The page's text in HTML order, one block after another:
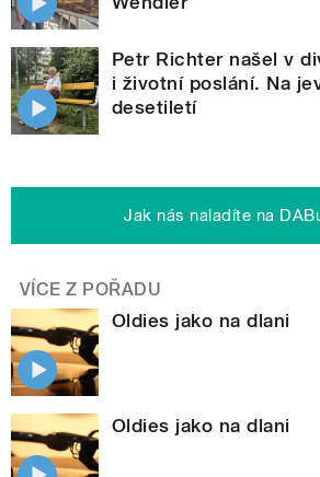
Petr Richter našel v
i životní poslání. Na
desetiletí
Jak nás naladíte na
VÍCE Z POŘADU
Oldies jako na dlani
Oldies jako na dlani